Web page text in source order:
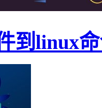
到linux